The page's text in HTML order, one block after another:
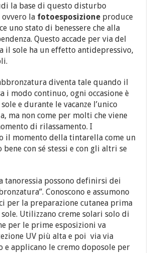
la base di questo disturbo
la fotoesposizione produce
uno stato di benessere che alla
Questo accade per via del
il sole ha un effetto antidepressivo,
diventa tale quando il
i modo continuo, ogni occasione è
e durante le vacanze l’unico
ma non come per molti che viene
di rilassamento. I
il momento della tintarella come un
bene con sé stessi e con gli altri se
tanoressia possono definirsi dei
Conoscono e assumono
per la preparazione cutanea prima
sole. Utilizzano creme solari solo di
per le prime esposizioni va
UV più alta e poi via via
e applicano le cremo doposole per